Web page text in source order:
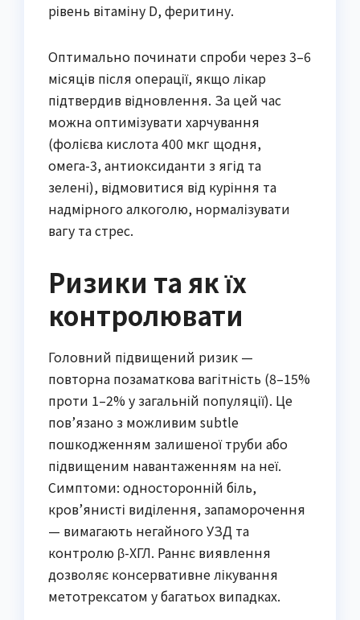
рівень вітаміну D, феритину.
Оптимально починати спроби через 3–6
місяців після операції, якщо лікар
підтвердив відновлення. За цей час
можна оптимізувати харчування
(фолієва кислота 400 мкг щодня,
омега-3, антиоксиданти з ягід та
зелені), відмовитися від куріння та
надмірного алкоголю, нормалізувати
вагу та стрес.
Ризики та як їх
контролювати
Головний підвищений ризик —
повторна позаматкова вагітність (8–15%
проти 1–2% у загальній популяції). Це
пов’язано з можливим subtle
пошкодженням залишеної труби або
підвищеним навантаженням на неї.
Симптоми: односторонній біль,
кров’янисті виділення, запаморочення
— вимагають негайного УЗД та
контролю β-ХГЛ. Раннє виявлення
дозволяє консервативне лікування
метотрексатом у багатьох випадках.